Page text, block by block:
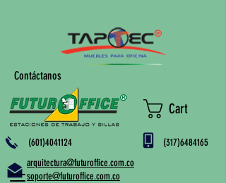
Contáctanos
Cart
(601)4041124
(317)6484165
arquitectura@futuroffice.com.co
soporte@futuroffice.com.co